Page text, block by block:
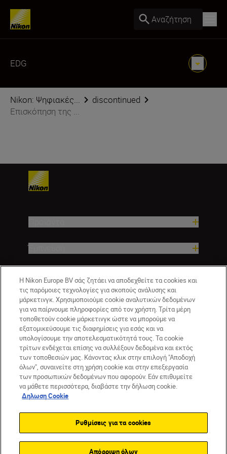
Αναζήτηση
EDG
Nikon: Ψηφιακές...
discontinued
Επισκόπηση της ...
Εταιρεία
GR Nikon Sites
Επικοινωνήστε μαζί μας
Δήλωση περί απορρήτου
Δήλωση cookie
Ρυθμίσεις cookie
Η Nikon Europe BV σάς ζητάει να αποδεχθείτε τα cookies και
τις παρόμοιες τεχνολογίες για σκοπούς ανάλυσης και
μάρκετινγκ. Χρησιμοποιούμε cookie αναλυτικών δεδομένων
για να παίρνουμε πληροφορίες από τον χρήστη. Τρίτα μέρη
τοποθετούν cookie μάρκετινγκ ώστε να μπορούμε να
εξατομικεύσουμε τις διαφημίσεις για εσάς και να
υπολογίσουμε την αποτελεσματικότητά τους. Τα cookie
τρίτων ενδέχεται επίσης να συλλέξουν δεδομένα και εκτός
των τοποθεσιών μας. Κάνοντας κλικ στην επιλογή "Αποδοχή
όλων", συναινείτε στη χρήση cookie και στην επεξεργασία
των προσωπικών δεδομένων που αφορούν. Εάν επιθυμείτε
να μάθετε περισσότερα, διαβάστε την δήλωση cookie.
Δηλωση Cookie
Ρυθμίσεις για τα cookies
Απόρριψη όλων